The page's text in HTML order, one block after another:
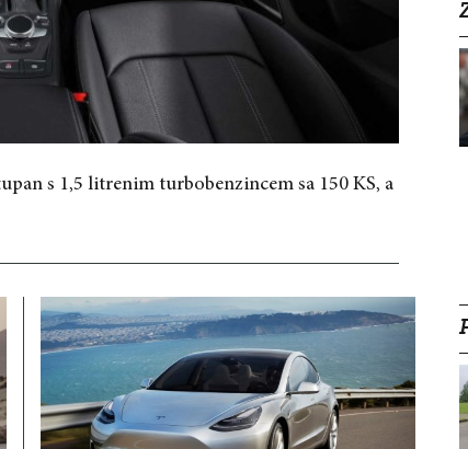
s 1,5 litrenim turbobenzincem sa 150 KS, a